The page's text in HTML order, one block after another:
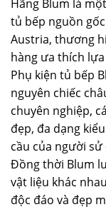
Hãng Blum là
tủ bếp nguồn
Austria, thương
hàng ưa thích
Phụ kiện tủ bếp
nguyên chiếc
chuyên nghiệp,
đẹp, đa dạng
cầu của người sử
Đồng thời Blum
vật liệu khác
độc đáo và đẹp